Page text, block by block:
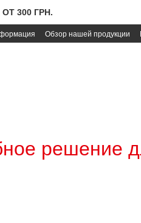
300 ГРН.
Обзор нашей продукции
решение